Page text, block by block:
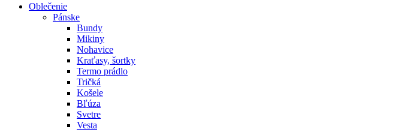
Oblečenie
Pánske
Bundy
Mikiny
Nohavice
Kraťasy, šortky
Termo prádlo
Tričká
Košele
Bľúza
Svetre
Vesta